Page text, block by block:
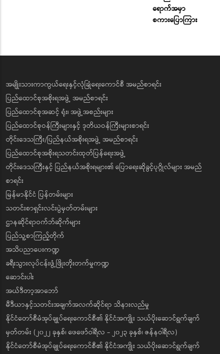
ရောက်အမှာ
စကားပြောကြား
အမျိုးသားကာကွယ်ရေးနှင့်လုံခြုံရေးကောင်စီ အမည်စာရင်း
ပြည်ထောင်စုအစိုးရအဖွဲ့ အမည်စာရင်း
ပြည်ထောင်စုအဆင့် ရုံး၊ အဖွဲ့အစည်းများ
ပြည်ထောင်စုဝန်ကြီးများနှင့် ဒုတိယဝန်ကြီးများစာရင်း
တိုင်းဒေသကြီး/ပြည်နယ်အစိုးရအဖွဲ့ အမည်စာရင်း
ပြည်ထောင်စုအစိုးရသတင်းထုတ်ပြန်ရေးအဖွဲ့
တိုင်းဒေသကြီးနှင့် ပြည်နယ်အစိုးရများ၏ ပြောရေးဆိုခွင့်ပုဂ္ဂိုလ်များ အမည်
စာရင်း
မြန်မာနိုင်ငံ ပြန်တမ်းများ
သတင်းစာရှင်းလင်းပွဲမှတ်တမ်းများ
ဌာနဆိုင်ရာဝက်ဘ်ဆိုက်များ
ပြည်သူ့စာကြည့်တိုက်
အသိပညာပေးကဏ္ဍ
ခရီးသွားလုပ်ငန်းဖွံ့ဖြိုးတိုးတက်မှုကဏ္ဍ
ဆောင်းပါး
အယ်ဒီတာ့အာဘော်
မီဒီယာနှင့်သတင်းအချက်အလက်ဆိုင်ရာ သိနားလည်မှု
နိုင်ငံတော်စီမံအုပ်ချုပ်ရေးကောင်စီ၏ နိုင်ငံအကျိုး သယ်ပိုးဆောင်ရွက်ချက်
မှတ်တမ်း (၂၀၂၂ ခုနှစ်၊ ဖေဖော်ဝါရီလ - ၂၀၂၃ ခုနှစ်၊ ဇန်နဝါရီလ)
နိုင်ငံတော်စီမံအုပ်ချုပ်ရေးကောင်စီ၏ နိုင်ငံအကျိုး သယ်ပိုးဆောင်ရွက်ချက်